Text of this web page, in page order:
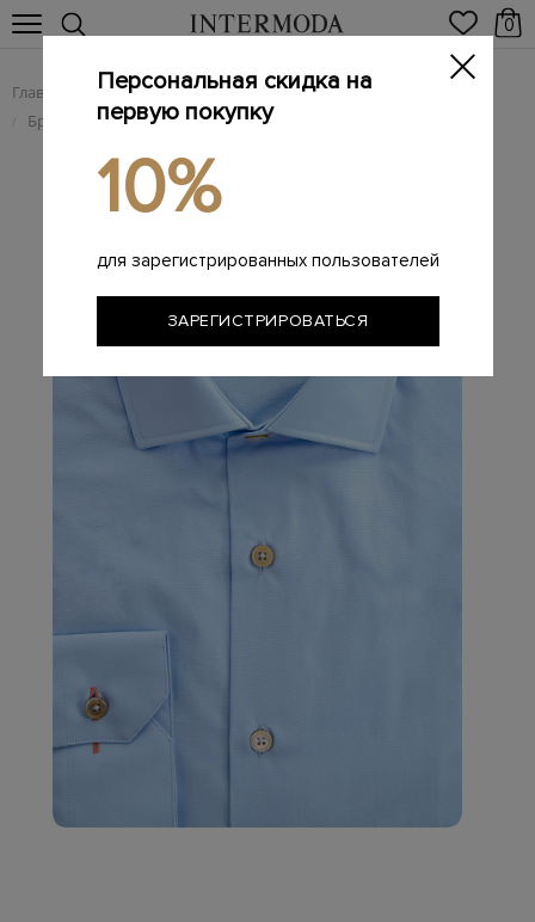
0
Главная Мужчинам / Одежда
/ Брендовые мужские рубашки /
Персональная скидка на
первую покупку
10%
для зарегистрированных пользователей
ЗАРЕГИСТРИРОВАТЬСЯ